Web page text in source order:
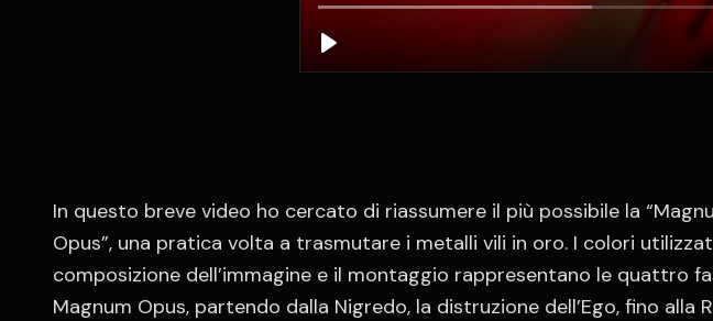
In questo breve video ho cercato di riassumere il più possibile la
Opus”, una pratica volta a trasmutare i metalli vili in oro. I colori
composizione dell’immagine e il montaggio rappresentano le quattro
Magnum Opus, partendo dalla Nigredo, la distruzione dell’Ego, fino alla